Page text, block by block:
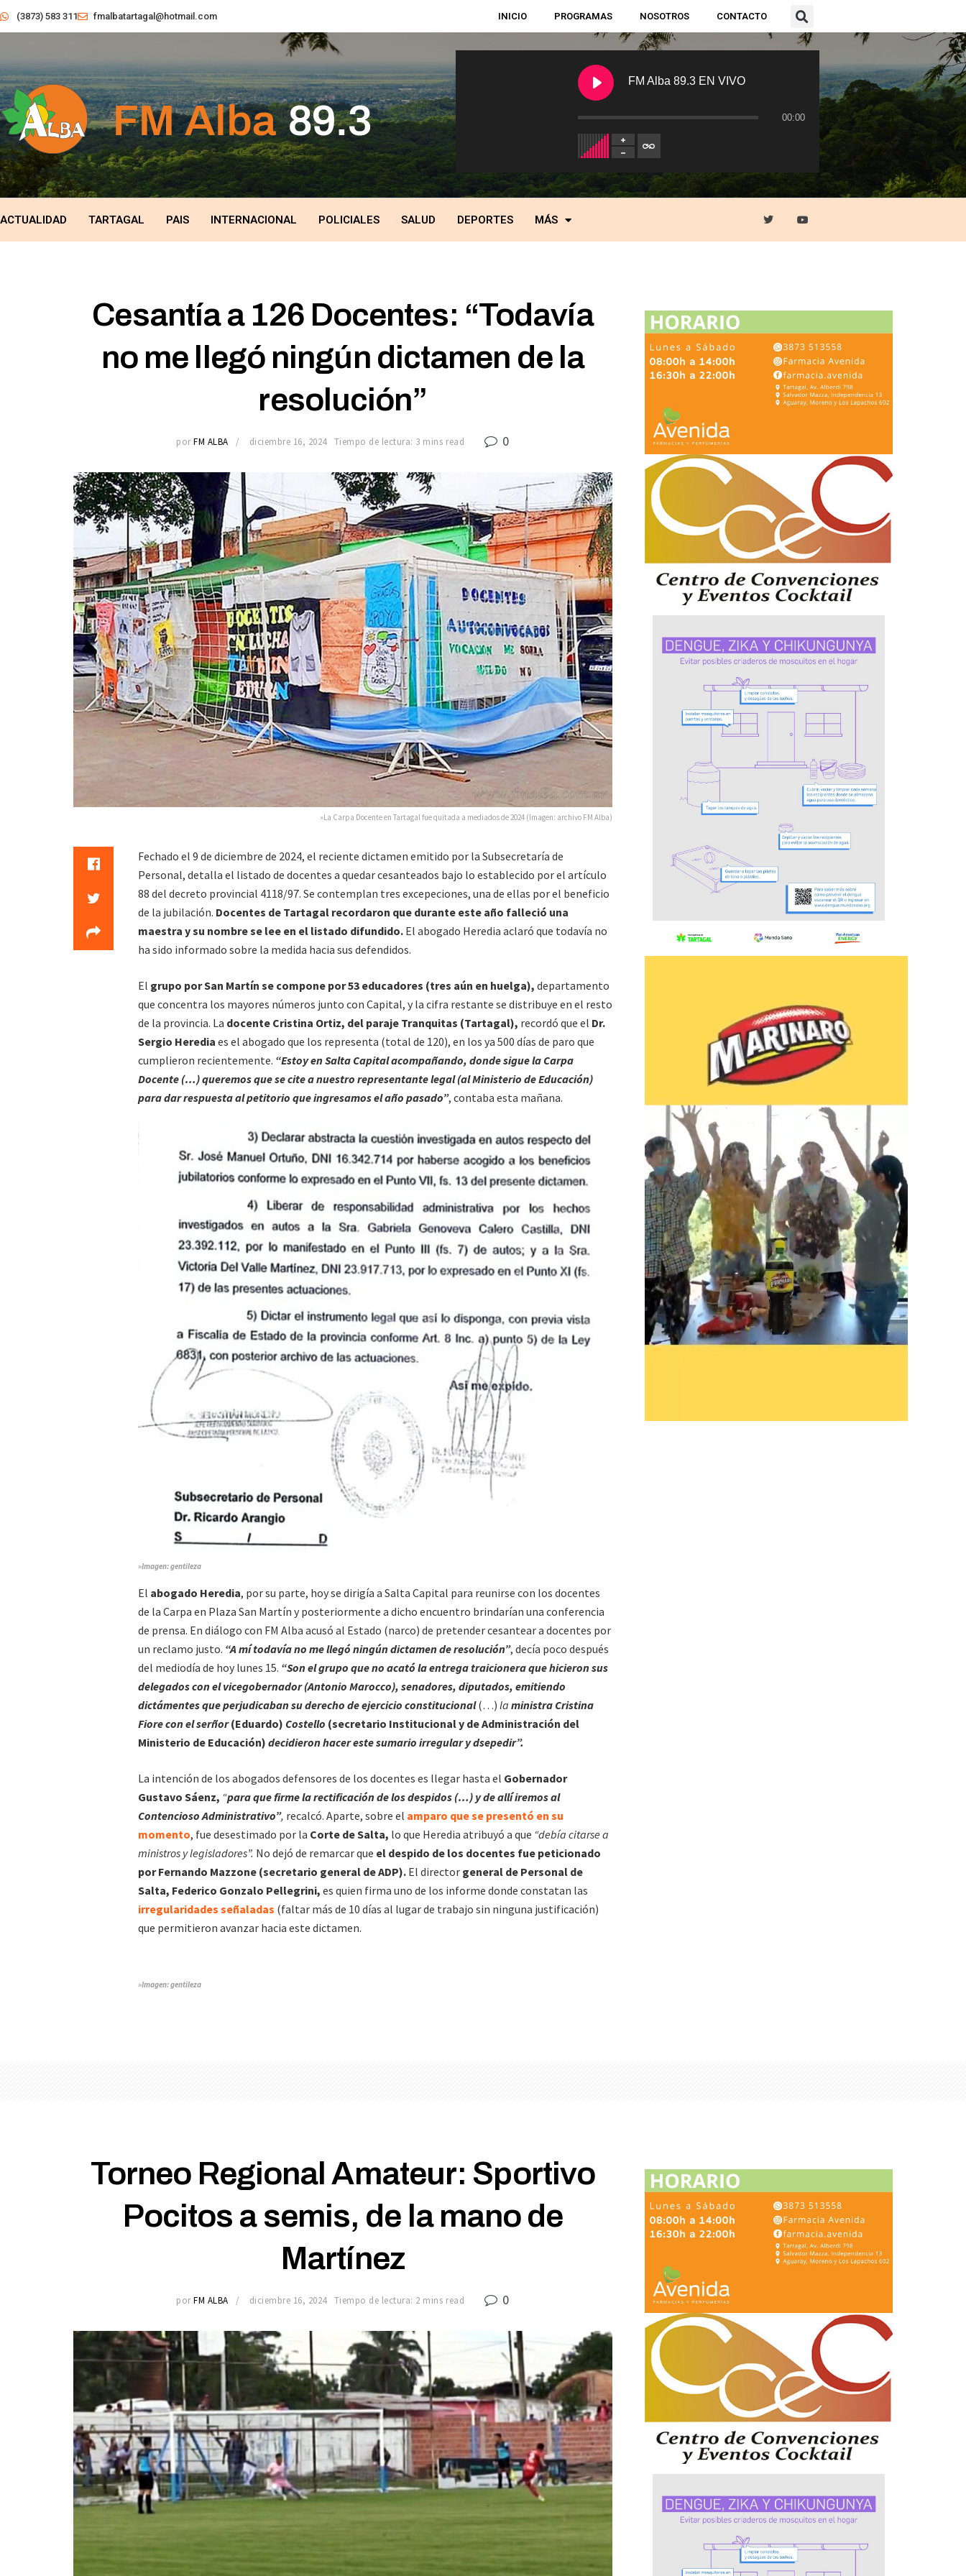
(3873) 583 311 fmalbatartagal@hotmail.com INICIO PROGRAMAS NOSOTROS CONTACTO
FM Alba 89.3 EN VIVO
00:00
ACTUALIDAD TARTAGAL PAIS INTERNACIONAL POLICIALES SALUD DEPORTES MÁS
Cesantía a 126 Docentes: “Todavía
no me llegó ningún dictamen de la
resolución”
por FM ALBA diciembre 16, 2024 Tiempo de lectura: 3 mins read 0
»La Carpa Docente en Tartagal fue quitada a mediados de 2024 (Imagen: archivo FM Alba)
Fechado el 9 de diciembre de 2024, el reciente dictamen emitido por la Subsecretaría de
Personal, detalla el listado de docentes a quedar cesanteados bajo lo establecido por el artículo
88 del decreto provincial 4118/97. Se contemplan tres excepeciones, una de ellas por el beneficio
de la jubilación. Docentes de Tartagal recordaron que durante este año falleció una
maestra y su nombre se lee en el listado difundido. El abogado Heredia aclaró que todavía no
ha sido informado sobre la medida hacia sus defendidos.
El grupo por San Martín se compone por 53 educadores (tres aún en huelga), departamento
que concentra los mayores números junto con Capital, y la cifra restante se distribuye en el resto
de la provincia. La docente Cristina Ortiz, del paraje Tranquitas (Tartagal), recordó que el Dr.
Sergio Heredia es el abogado que los representa (total de 120), en los ya 500 días de paro que
cumplieron recientemente. “Estoy en Salta Capital acompañando, donde sigue la Carpa
Docente (…) queremos que se cite a nuestro representante legal (al Ministerio de Educación)
para dar respuesta al petitorio que ingresamos el año pasado”, contaba esta mañana.
»Imagen: gentileza
El abogado Heredia, por su parte, hoy se dirigía a Salta Capital para reunirse con los docentes
de la Carpa en Plaza San Martín y posteriormente a dicho encuentro brindarían una conferencia
de prensa. En diálogo con FM Alba acusó al Estado (narco) de pretender cesantear a docentes por
un reclamo justo. “A mí todavía no me llegó ningún dictamen de resolución”, decía poco después
del mediodía de hoy lunes 15. “Son el grupo que no acató la entrega traicionera que hicieron sus
delegados con el vicegobernador (Antonio Marocco), senadores, diputados, emitiendo
dictámentes que perjudicaban su derecho de ejercicio constitucional(…) la ministra Cristina
Fiore con el serñor(Eduardo) Costello (secretario Institucional y de Administración del
Ministerio de Educación) decidieron hacer este sumario irregular y dsepedir”.
La intención de los abogados defensores de los docentes es llegar hasta el Gobernador
Gustavo Sáenz, “para que firme la rectificación de los despidos (…) y de allí iremos al
Contencioso Administrativo”, recalcó. Aparte, sobre el amparo que se presentó en su
momento, fue desestimado por la Corte de Salta, lo que Heredia atribuyó a que “debía citarse a
ministros y legisladores”. No dejó de remarcar que el despido de los docentes fue peticionado
por Fernando Mazzone (secretario general de ADP). El director general de Personal de
Salta, Federico Gonzalo Pellegrini, es quien firma uno de los informe donde constatan las
irregularidades señaladas (faltar más de 10 días al lugar de trabajo sin ninguna justificación)
que permitieron avanzar hacia este dictamen.
»Imagen: gentileza
Torneo Regional Amateur: Sportivo
Pocitos a semis, de la mano de
Martínez
por FM ALBA diciembre 16, 2024 Tiempo de lectura: 2 mins read 0